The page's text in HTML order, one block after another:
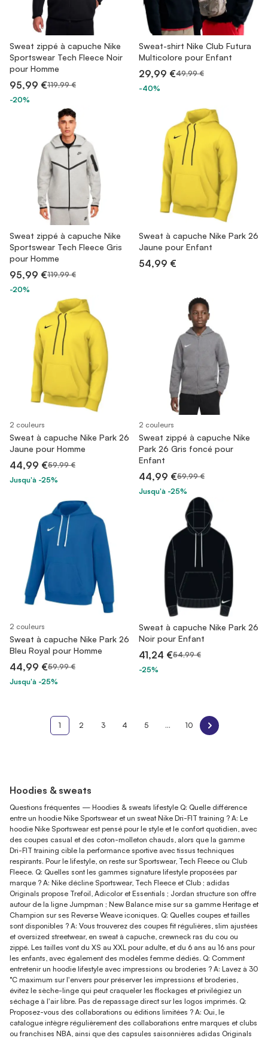
Sweat zippé à capuche Nike
Sportswear Tech Fleece Noir
pour Homme
95,99 €119,99 €
-20%
Sweat-shirt Nike Club Futura
Multicolore pour Enfant
29,99 €49,99 €
-40%
Sweat zippé à capuche Nike
Sportswear Tech Fleece Gris
pour Homme
95,99 €119,99 €
-20%
Sweat à capuche Nike Park 26
Jaune pour Enfant
54,99 €
2 couleurs
Sweat à capuche Nike Park 26
Jaune pour Homme
44,99 €59,99 €
Jusqu'à -25%
2 couleurs
Sweat zippé à capuche Nike
Park 26 Gris foncé pour
Enfant
44,99 €59,99 €
Jusqu'à -25%
2 couleurs
Sweat à capuche Nike Park 26
Bleu Royal pour Homme
44,99 €59,99 €
Jusqu'à -25%
Sweat à capuche Nike Park 26
Noir pour Enfant
41,24 €54,99 €
-25%
1 2 3 4 5 ... 10
Hoodies & sweats
Questions fréquentes — Hoodies & sweats lifestyle Q: Quelle différence
entre un hoodie Nike Sportswear et un sweat Nike Dri-FIT training ? A: Le
hoodie Nike Sportswear est pensé pour le style et le confort quotidien, avec
des coupes casual et des coton-molleton chauds, alors que la gamme
Dri-FIT training cible la performance sportive avec tissus techniques
respirants. Pour le lifestyle, on reste sur Sportswear, Tech Fleece ou Club
Fleece. Q: Quelles sont les gammes signature lifestyle proposées par
marque ? A: Nike décline Sportswear, Tech Fleece et Club ; adidas
Originals propose Trefoil, Adicolor et Essentials ; Jordan structure son offre
autour de la ligne Jumpman ; New Balance mise sur sa gamme Heritage et
Champion sur ses Reverse Weave iconiques. Q: Quelles coupes et tailles
sont disponibles ? A: Vous trouverez des coupes fit régulières, slim ajustées
et oversized streetwear, en sweat à capuche, crewneck ras du cou ou
zippé. Les tailles vont du XS au XXL pour adulte, et du 6 ans au 16 ans pour
les enfants, avec également des modèles femme dédiés. Q: Comment
entretenir un hoodie lifestyle avec impressions ou broderies ? A: Lavez à 30
°C maximum sur l'envers pour préserver les impressions et broderies,
évitez le sèche-linge qui peut craqueler les flockages et privilégiez un
séchage à l'air libre. Pas de repassage direct sur les logos imprimés. Q:
Proposez-vous des collaborations ou éditions limitées ? A: Oui, le
catalogue intègre régulièrement des collaborations entre marques et clubs
ou franchises NBA, ainsi que des capsules saisonnières adidas Originals